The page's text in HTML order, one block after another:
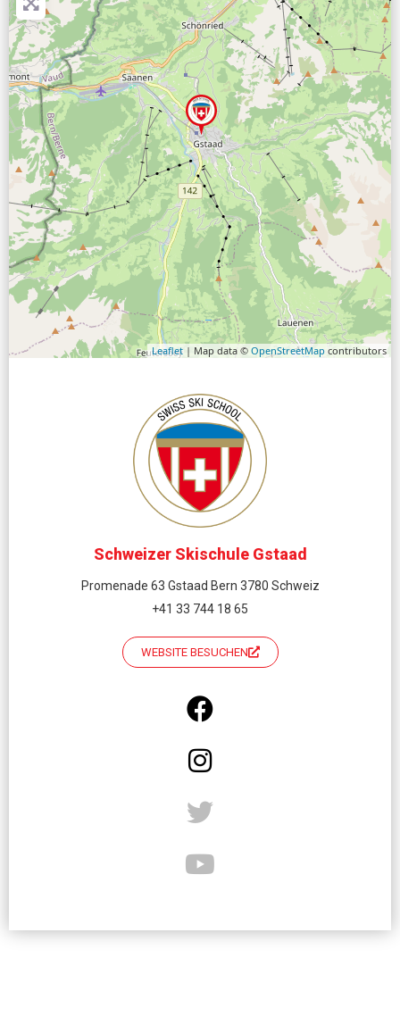
Leaflet | Map data © OpenStreetMap contributors
Schweizer Skischule Gstaad
Promenade 63 Gstaad Bern 3780 Schweiz
+41 33 744 18 65
WEBSITE BESUCHEN